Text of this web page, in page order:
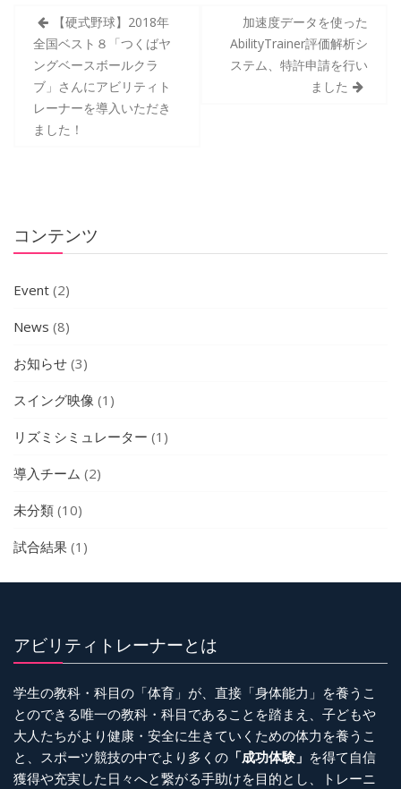
稿
ナ
ビ
ゲ
ン
【硬式野球】2018年
全国ベスト８「つくばヤ
ングベースボールクラ
ブ」さんにアビリティト
レーナーを導入いただき
ました！
加速度データを使った
AbilityTrainer評価解析シ
ステム、特許申請を行い
ました
コンテンツ
Event (2)
News (8)
お知らせ (3)
スイング映像 (1)
リズミシミュレーター (1)
導入チーム (2)
未分類 (10)
試合結果 (1)
アビリティトレーナーとは
学生の教科・科目の「体育」が、直接「身体能力」を養うこ
とのできる唯一の教科・科目であることを踏まえ、子どもや
大人たちがより健康・安全に生きていくための体力を養うこ
と、スポーツ競技の中でより多くの 「成功体験」 を得て自信
獲得や充実した日々へと繋がる手助けを目的とし、トレーニ